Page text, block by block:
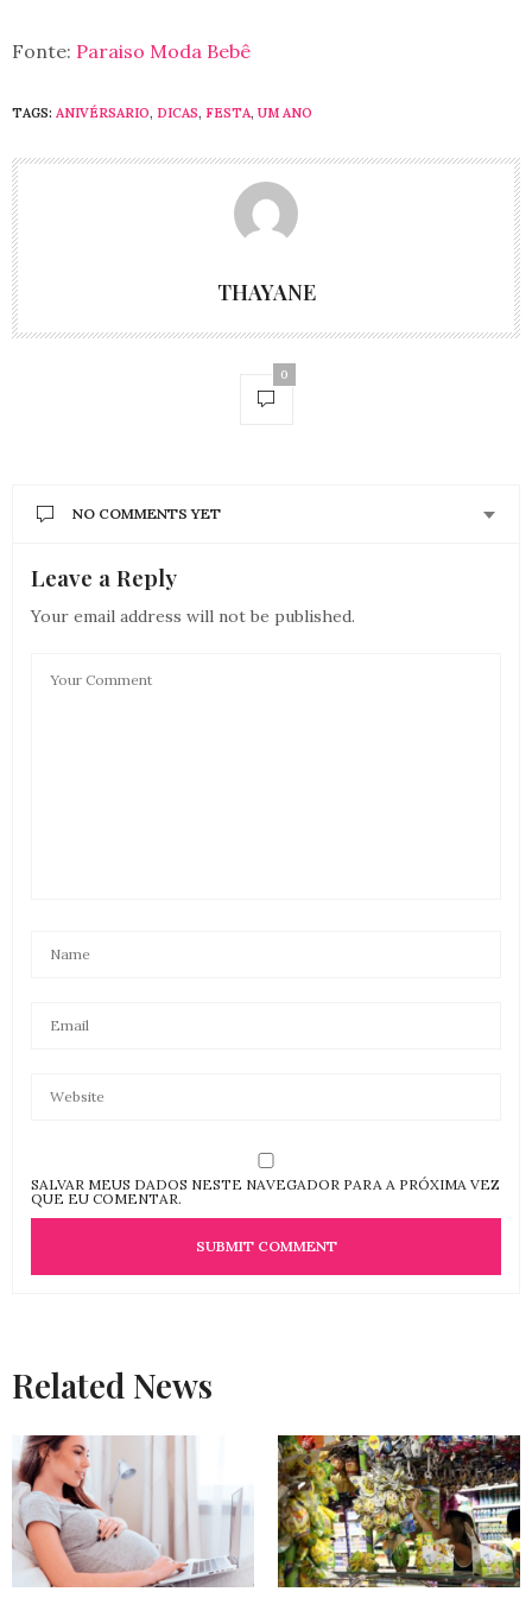
Fonte: Paraiso Moda Bebê
TAGS: ANIVÉRSARIO, DICAS, FESTA, UM ANO
THAYANE
0
NO COMMENTS YET
Leave a Reply
Your email address will not be published.
SALVAR MEUS DADOS NESTE NAVEGADOR PARA A PRÓXIMA VEZ
QUE EU COMENTAR.
Related News